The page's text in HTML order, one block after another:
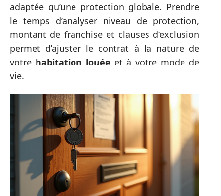
adaptée qu’une protection globale. Prendre
le temps d’analyser niveau de protection,
montant de franchise et clauses d’exclusion
permet d’ajuster le contrat à la nature de
votre habitation louée et à votre mode de
vie.